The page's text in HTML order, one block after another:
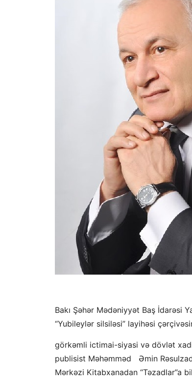
Bakı Şəhər Mədəniyyət Baş İdarəsi
“Yubileylər silsiləsi” layihəsi
görkəmli ictimai-siyasi və dövlət
publisist Məhəmməd Əmin
Mərkəzi Kitabxanadan “Təzadlar”a